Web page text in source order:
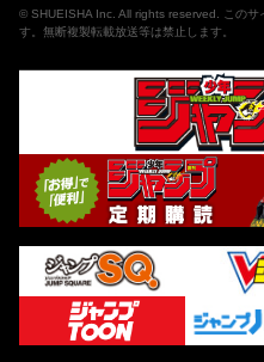
© SHUEISHA Inc. All rights reserved. このサ
す。無断複製転載放送等は禁止します。